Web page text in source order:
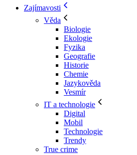
Zajímavosti
Věda
Biologie
Ekologie
Fyzika
Geografie
Historie
Chemie
Jazykověda
Vesmír
IT a technologie
Digital
Mobil
Technologie
Trendy
True crime